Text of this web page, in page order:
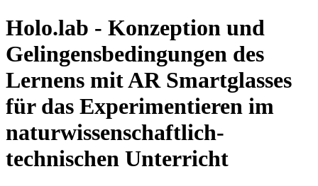
Holo.lab - Konzeption und
Gelingensbedingungen des
Lernens mit AR Smartglasses
für das Experimentieren im
naturwissenschaftlich-
technischen Unterricht